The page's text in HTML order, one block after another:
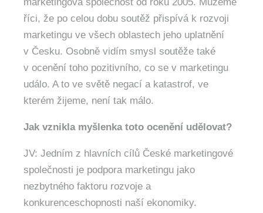
říci, že po celou dobu soutěž přispívá k rozvoji
marketingu ve všech oblastech jeho uplatnění
v Česku. Osobně vidím smysl soutěže také
v ocenění toho pozitivního, co se v marketingu
událo. A to ve světě negací a katastrof, ve
kterém žijeme, není tak málo.
Jak vznikla myšlenka toto ocenění udělovat?
JV: Jedním z hlavních cílů České marketingové
společnosti je podpora marketingu jako
nezbytného faktoru rozvoje a
konkurenceschopnosti naší ekonomiky.